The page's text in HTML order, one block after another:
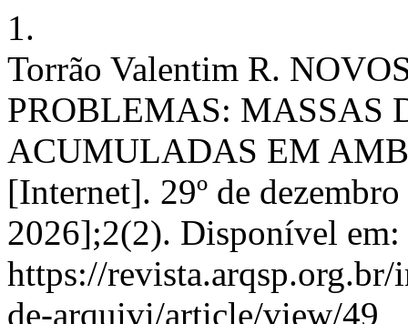
1.
Torrão Valentim R.
PROBLEMAS: MASSAS
ACUMULADAS EM
[Internet]. 29º de
2026];2(2). Disponível em:
https://revista.arqsp.org.br/
de-arquivi/article/view/49